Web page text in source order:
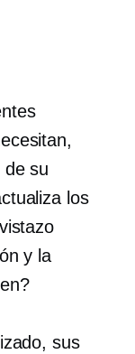
de su
los
y la
sus